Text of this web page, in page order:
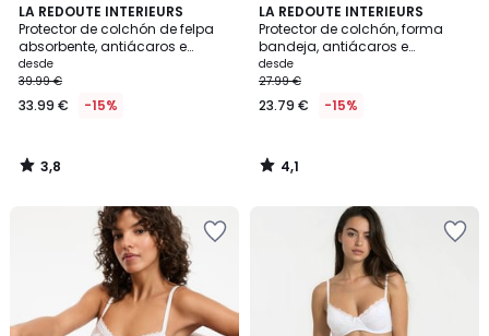
LA REDOUTE INTERIEURS
Protector de colchón de felpa
absorbente, antiácaros e
impermeable, altura de 25 cm
desde
39.99 €
33.99 € -15%
3,8
/ 5
3,8
/
LA REDOUTE INTERIEURS
Protector de colchón, forma
bandeja, antiácaros e
impermeable
desde
27.99 €
23.79 € -15%
4,1
/ 5
4,1
/